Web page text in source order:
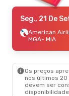
Seg., 21 De
American
MGA- MIA
Os preços
nos últimos
devem ser